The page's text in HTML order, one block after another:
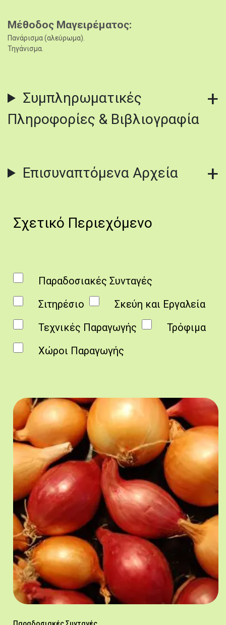
Μέθοδος Μαγειρέματος
Πανάρισμα (αλεύρωμα).
Τηγάνισμα.
Συμπληρωματικές
Πληροφορίες & Βιβλιογραφία
Επισυναπτόμενα Αρχεία
Σχετικό Περιεχόμενο
Παραδοσιακές Συνταγές
Σιτηρέσιο
Σκεύη και Εργαλεία
Τεχνικές Παραγωγής
Τρόφιμα
Χώροι Παραγωγής
Παραδοσιακές Συνταγές